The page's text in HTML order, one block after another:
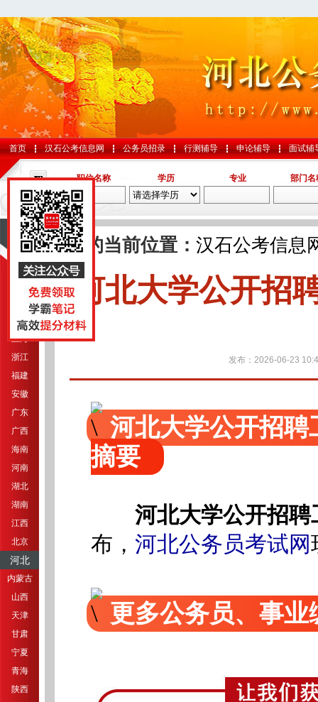
首页 汉石公考信息网 公务员招录 行测辅导 申论辅导 面试辅
职位名称 学历 专业 部门名
导航
江苏
上海
浙江
福建
安徽
广东
广西
海南
河南
湖北
湖南
江西
北京
河北
内蒙古
山西
天津
甘肃
宁夏
青海
陕西
您的当前位置： 汉石公考信息
河北大学公开招
发布：2026-06-23
河北大学公开招
摘要
河北大学公开招
布 ， 河北公务员考试网
更多公务员、事业